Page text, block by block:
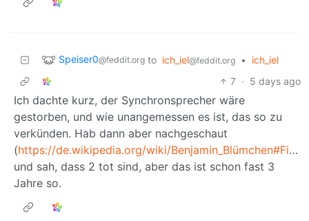
Speiser0@feddit.org to ich_iel@feddit.org •
ich_iel
7 · 5 days ago
Ich dachte kurz, der Synchronsprecher wäre
gestorben, und wie unangemessen es ist, das so zu
verkünden. Hab dann aber nachgeschaut
(https://de.wikipedia.org/wiki/Benjamin_Blümchen#Figuren
und sah, dass 2 tot sind, aber das ist schon fast 3
Jahre so.